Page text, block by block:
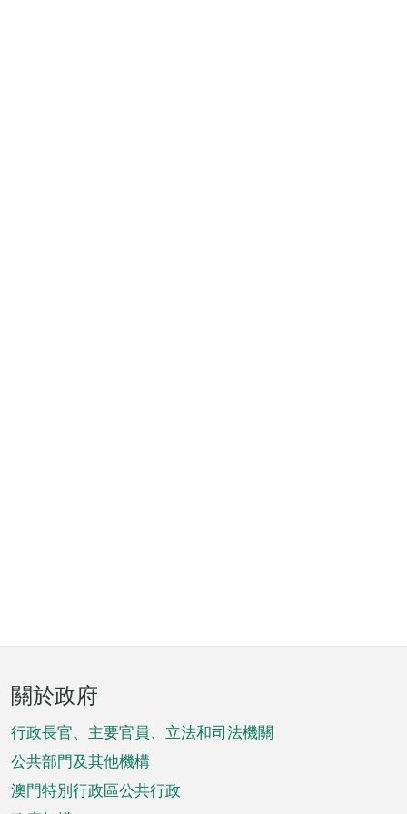
頁
腳
菜
單
關於政府
行政長官、主要官員、立法和司法機關
公共部門及其他機構
澳門特別行政區公共行政